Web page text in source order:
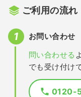
ご利用の流れ
お問い合わせ
問い合わせる
でも受け付け
0120-